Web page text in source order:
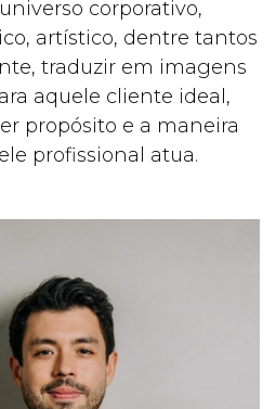
corporativo,
artístico, dentre tantos
traduzir em imagens
aquele cliente ideal,
propósito e a maneira
profissional atua.